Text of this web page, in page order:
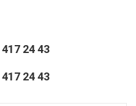
417 24 43
417 24 43